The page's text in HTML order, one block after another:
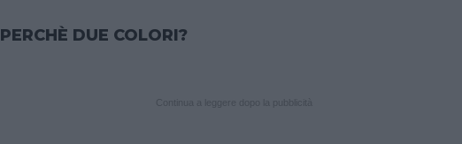
PERCHÈ DUE COLORI?